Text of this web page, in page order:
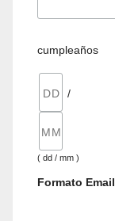
cumpleaños
/
( dd / mm )
Formato Email